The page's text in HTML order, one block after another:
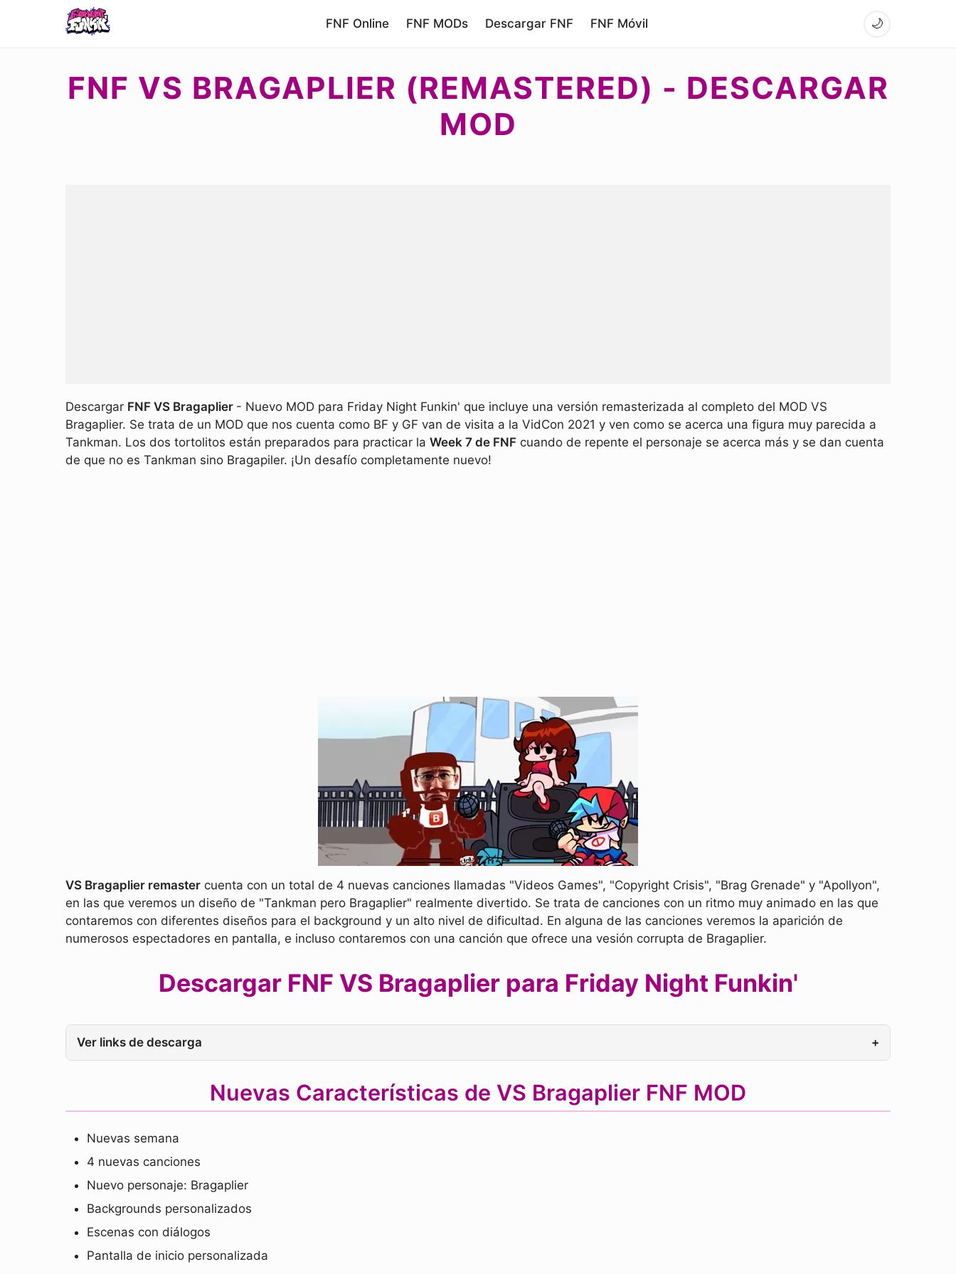
FNF Online FNF MODs Descargar FNF FNF Móvil 🌙
FNF VS BRAGAPLIER (REMASTERED) - DESCARGAR
MOD
Descargar FNF VS Bragaplier - Nuevo MOD para Friday Night Funkin' que incluye una versión remasterizada al completo del MOD VS
Bragaplier. Se trata de un MOD que nos cuenta como BF y GF van de visita a la VidCon 2021 y ven como se acerca una figura muy parecida a
Tankman. Los dos tortolitos están preparados para practicar la Week 7 de FNF cuando de repente el personaje se acerca más y se dan cuenta
de que no es Tankman sino Bragapiler. ¡Un desafío completamente nuevo!
VS Bragaplier remaster cuenta con un total de 4 nuevas canciones llamadas "Videos Games", "Copyright Crisis", "Brag Grenade" y "Apollyon",
en las que veremos un diseño de "Tankman pero Bragaplier" realmente divertido. Se trata de canciones con un ritmo muy animado en las que
contaremos con diferentes diseños para el background y un alto nivel de dificultad. En alguna de las canciones veremos la aparición de
numerosos espectadores en pantalla, e incluso contaremos con una canción que ofrece una vesión corrupta de Bragaplier.
Descargar FNF VS Bragaplier para Friday Night Funkin'
Ver links de descarga +
Nuevas Características de VS Bragaplier FNF MOD
Nuevas semana
4 nuevas canciones
Nuevo personaje: Bragaplier
Backgrounds personalizados
Escenas con diálogos
Pantalla de inicio personalizada